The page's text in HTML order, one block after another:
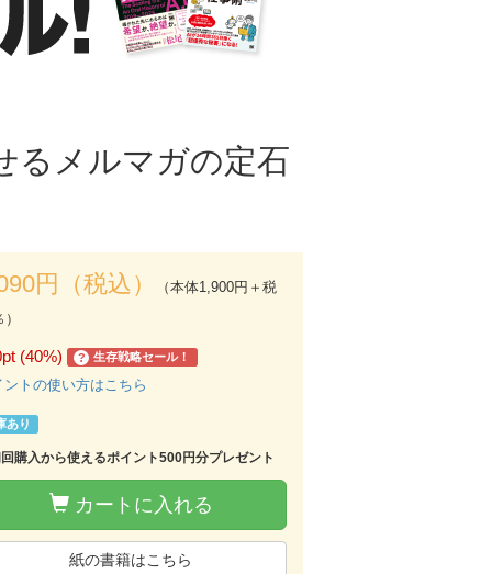
るメルマガの定石
円（税込）
（本体1,900円＋税
(40%) ? 生存戦略セール！
ントの使い方はこちら
あり
購入から使えるポイント500円分プレゼント
カートに入れる
紙の書籍はこちら